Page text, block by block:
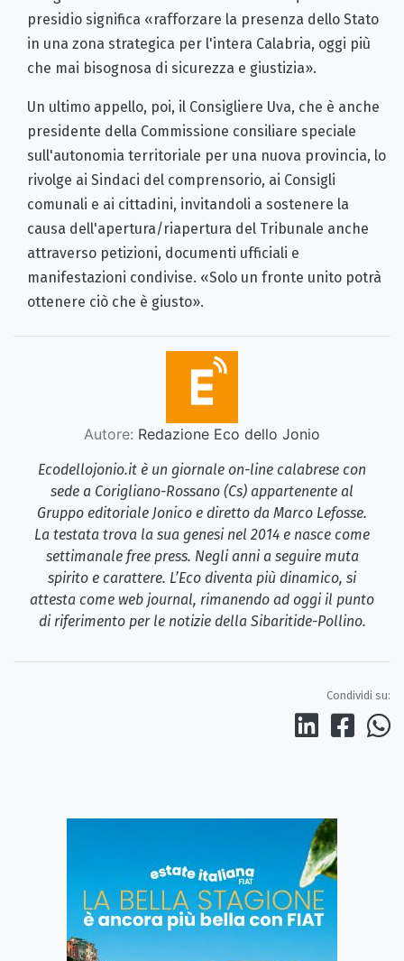
presidio significa «rafforzare la presenza dello Stato
in una zona strategica per l'intera Calabria, oggi più
che mai bisognosa di sicurezza e giustizia».
Un ultimo appello, poi, il Consigliere Uva, che è anche
presidente della Commissione consiliare speciale
sull'autonomia territoriale per una nuova provincia, lo
rivolge ai Sindaci del comprensorio, ai Consigli
comunali e ai cittadini, invitandoli a sostenere la
causa dell'apertura/riapertura del Tribunale anche
attraverso petizioni, documenti ufficiali e
manifestazioni condivise. «Solo un fronte unito potrà
ottenere ciò che è giusto».
Autore: Redazione Eco dello Jonio
Ecodellojonio.it è un giornale on-line calabrese con
sede a Corigliano-Rossano (Cs) appartenente al
Gruppo editoriale Jonico e diretto da Marco Lefosse.
La testata trova la sua genesi nel 2014 e nasce come
settimanale free press. Negli anni a seguire muta
spirito e carattere. L’Eco diventa più dinamico, si
attesta come web journal, rimanendo ad oggi il punto
di riferimento per le notizie della Sibaritide-Pollino.
Condividi su: